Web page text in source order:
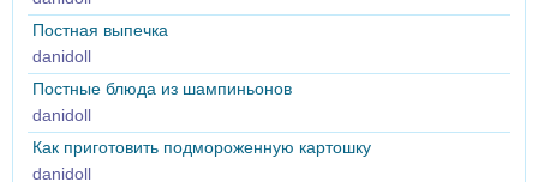
Постная выпечка
danidoll
Постные блюда из шампиньонов
danidoll
Как приготовить подмороженную картошку
danidoll